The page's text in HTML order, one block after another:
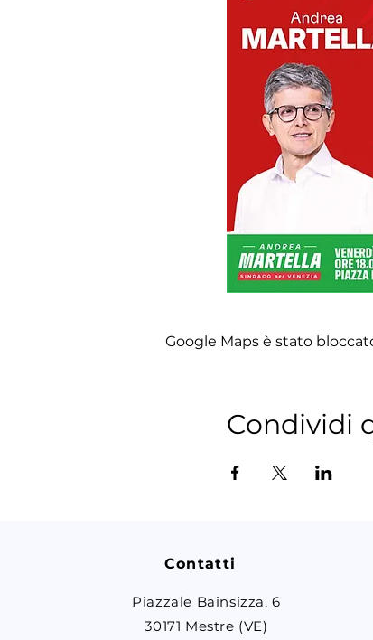
Google Maps è stato
Condividi
Contatti
Piazzale Bainsizza, 6
30171 Mestre (VE)